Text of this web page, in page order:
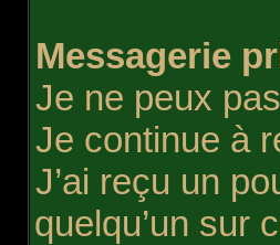
Messagerie
Je ne peux
Je continue à
J’ai reçu un
quelqu’un sur